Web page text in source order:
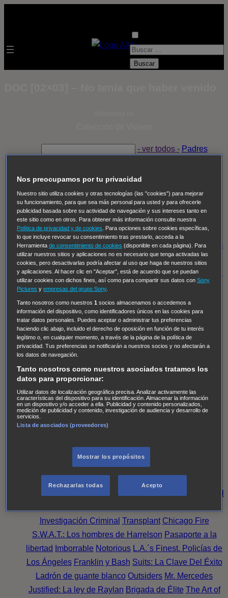
B
- ver todos - Padres
Despedida Salvaje Despedida Salvaje
Thomas, el ojo del FBI
Pan Am
Dawson crece
Insomnia El Guardián The Blacklist Cinco en familia
Hudson & Rex Diez libras y un sueño Mr Loverman
Regreso al futuro III NUEVE CUERPOS Los últimos
caballeros Tormenta infinita Sing Street Cobra Kai
Tom
y Lola High Country Los casos de Susan Ryeland:
Moonflower Murders Twisted Metal Mentes Criminales:
Evolution Terapia de Choque
Hailey Dean Without Sin: Libre de Culpa Morbius
NCIS: Nueva Orleans Pandora En fuera de juego
The Shield: Al margen de la ley Duplicated Preacher
The Killing Kind Intersecciones DOC Bite Club
Chicago Fire
de personas desaparecidas Mad Dogs La Sustituta
Ladrón de guante blanco
AXN Masters of Sex Three PinesAccused CarterAlice
Nevers Crossing Lines Einstein Sobrenatural Cómo
defender a un asesino
Reckoning: Ajuste de Cuentas
Wild Bill Mentes Criminales
Investigación Criminal Transplant Chicago Fire
S.W.A.T.: Los hombres de Harrelson Pasaporte a la
libertad
Imborrable Notorious L.A.´s Finest. Policías de
Los Ángeles Franklin y Bash Suits: La Clave Del Éxito
Ladrón de guante blanco Outsiders Mr. Mercedes
Justified: La ley de Raylan Brigada de Élite The Art of
Nos preocupamos por tu privacidad
Nuestro sitio utiliza cookies y otras tecnologías (las "cookies") para mejorar
su funcionamiento, para que sea más personal para usted y para ofrecerle
publicidad basada sobre su actividad de navegación y sus intereses tanto en
este sitio como en otros. Para obtener más información consulte nuestra
Política de privacidad y de cookies
. Para opciones sobre cookies específicas,
lo que incluye revocar su consentimiento tras prestarlo, acceda a la
Herramientade consentimiento de cookies (disponible en cada página). Para
utilizar nuestros sitios y aplicaciones no es necesario que tenga activadas las
cookies, pero desactivarlas podría afectar al uso que haga de nuestros sitios
y aplicaciones. Al hacer clic en "Aceptar", está de acuerdo que se puedan
utilizar cookies con dichos fines, así como para compartir sus datos conSony
Pictures yempresas del grupo Sony.
Tanto nosotros como nuestros1 socios almacenamos o accedemos a
información del dispositivo, como identificadores únicos en las cookies para
tratar datos personales. Puedes aceptar o administrar tus preferencias
haciendo clic abajo, incluido el derecho de oposición en función de tu interés
legítimo o, en cualquier momento, a través de la página de la política de
privacidad. Tus preferencias se notificarán a nuestros socios y no afectarán a
los datos de navegación.
Tanto nosotros como nuestros asociados tratamos los
datos para proporcionar:
Utilizar datos de localización geográfica precisa. Analizar activamente las
características del dispositivo para su identificación. Almacenar la información
en un dispositivo y/o acceder a ella. Publicidad y contenido personalizados,
medición de publicidad y contenido, investigación de audiencia y desarrollo de
servicios.
Lista de asociados (proveedores)
Mostrar los propósitos
Rechazarlas todas Acepto